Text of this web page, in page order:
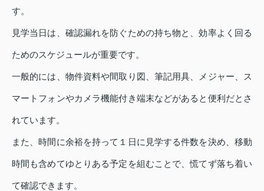
す。
見学当日は、確認漏れを防ぐための持ち物と、効率よく回る
ためのスケジュールが重要です。
一般的には、物件資料や間取り図、筆記用具、メジャー、ス
マートフォンやカメラ機能付き端末などがあると便利だとさ
れています。
また、時間に余裕を持って１日に見学する件数を決め、移動
時間も含めてゆとりある予定を組むことで、慌てず落ち着い
て確認できます。